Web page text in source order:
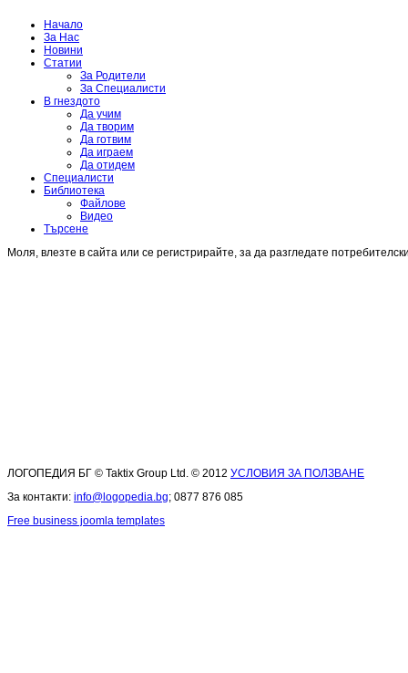
Начало
За Нас
Новини
Статии
За Родители
За Специалисти
В гнездото
Да учим
Да творим
Да готвим
Да играем
Да отидем
Специалисти
Библиотека
Файлове
Видео
Търсене
Моля, влезте в сайта или се регистрирайте, за да разгледате
ЛОГОПЕДИЯ БГ © Taktix Group Ltd. © 2012 УСЛОВИЯ ЗА ПОЛЗВАНЕ
За контакти: info@logopedia.bg; 0877 876 085
Free business joomla templates